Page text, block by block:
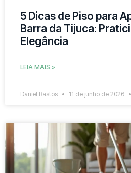
5 Dicas de Piso para
Barra da Tijuca:
Elegância
LEIA MAIS »
Daniel Bastos 11 de junho de 2026